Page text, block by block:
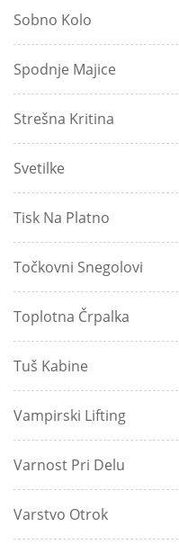
Sobno Kolo
Spodnje Majice
Strešna Kritina
Svetilke
Tisk Na Platno
Točkovni Snegolovi
Toplotna Črpalka
Tuš Kabine
Vampirski Lifting
Varnost Pri Delu
Varstvo Otrok